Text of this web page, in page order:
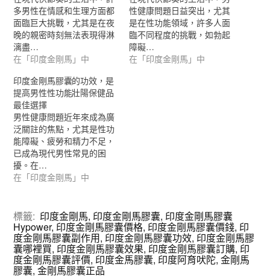
多男性在情感和生理方面都
面臨巨大挑戰，尤其是在夜
晚的親密時刻無法表現得淋
漓盡…
在「印度金剛馬」中
性健康問題日益突出，尤其
是在性功能領域，許多人面
臨不同程度的挑戰，如勃起
障礙…
在「印度金剛馬」中
印度金剛馬膠囊的功效，是
提高男性性功能壯陽保健品
最佳選擇
男性健康問題近年來成為廣
泛關註的焦點，尤其是性功
能障礙、疲勞和精力不足，
已成為現代男性常見的困
擾。在…
在「印度金剛馬」中
標籤: 印度金剛馬, 印度金剛馬膠囊, 印度金剛馬膠囊
Hypower, 印度金剛馬膠囊價格, 印度金剛馬膠囊價錢, 印
度金剛馬膠囊副作用, 印度金剛馬膠囊功效, 印度金剛馬膠
囊哪裡買, 印度金剛馬膠囊效果, 印度金剛馬膠囊訂購, 印
度金剛馬膠囊評價, 印度金馬膠囊, 印度阿育吠陀,金剛馬
膠囊,金剛馬膠囊正品